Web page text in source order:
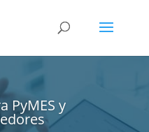
PyMES y